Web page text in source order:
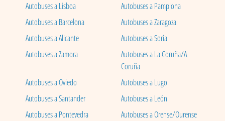
Autobuses a Lisboa
Autobuses a Pamplona
Autobuses a Barcelona
Autobuses a Zaragoza
Autobuses a Alicante
Autobuses a Soria
Autobuses a Zamora
Autobuses a La Coruña/A
Coruña
Autobuses a Oviedo
Autobuses a Lugo
Autobuses a Santander
Autobuses a León
Autobuses a Pontevedra
Autobuses a Orense/Ourense